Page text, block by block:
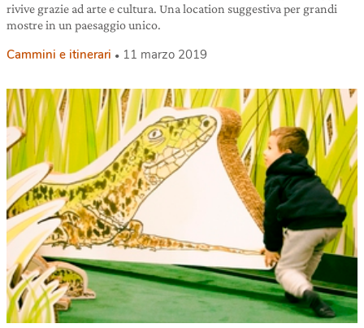
rivive grazie ad arte e cultura. Una location suggestiva per grandi
mostre in un paesaggio unico.
Cammini e itinerari 11 marzo 2019